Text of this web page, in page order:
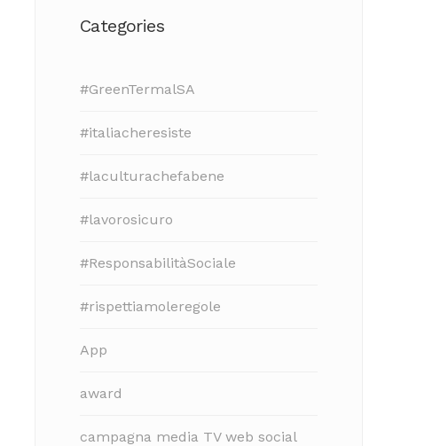
Categories
#GreenTermalSA
#italiacheresiste
#laculturachefabene
#lavorosicuro
#ResponsabilitàSociale
#rispettiamoleregole
App
award
campagna media TV web social